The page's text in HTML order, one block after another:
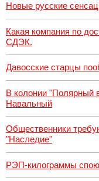
Новые русские
Какая компания по
СДЭК.
Давосские старцы
В колонии "Полярный
Навальный
Общественники
"Наследие"
РЭП-килограммы